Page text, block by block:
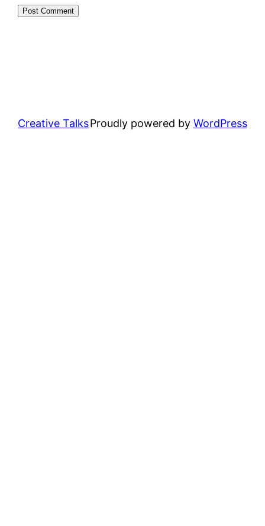
Creative TalksProudly powered by WordPress